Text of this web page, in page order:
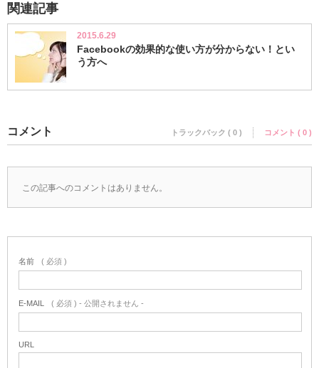
関連記事
2015.6.29
Facebookの効果的な使い方が分からない！とい
う方へ
コメント トラックバック ( 0 ) コメント ( 0 )
この記事へのコメントはありません。
名前 ( 必須 )
E-MAIL ( 必須 ) - 公開されません -
URL